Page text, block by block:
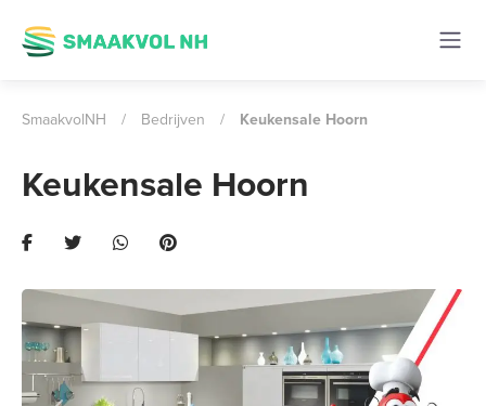
SmaakvolNH / Bedrijven / Keukensale Hoorn
Keukensale Hoorn